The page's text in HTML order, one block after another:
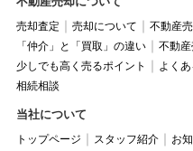
売却査定 売却について
不動産
「仲介」と「買取」の違い
不動
少しでも高く売るポイント
よく
相続相談
当社について
トップページ スタッフ紹介 お